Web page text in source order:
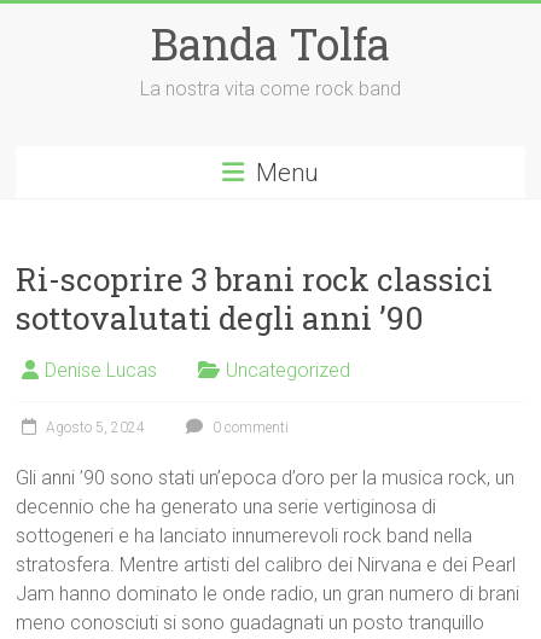
Banda Tolfa
La nostra vita come rock band
Menu
Ri-scoprire 3 brani rock classici
sottovalutati degli anni ’90
Denise Lucas Uncategorized
Agosto 5, 2024 0 commenti
Gli anni ’90 sono stati un’epoca d’oro per la musica rock, un
decennio che ha generato una serie vertiginosa di
sottogeneri e ha lanciato innumerevoli rock band nella
stratosfera. Mentre artisti del calibro dei Nirvana e dei Pearl
Jam hanno dominato le onde radio, un gran numero di brani
meno conosciuti si sono guadagnati un posto tranquillo